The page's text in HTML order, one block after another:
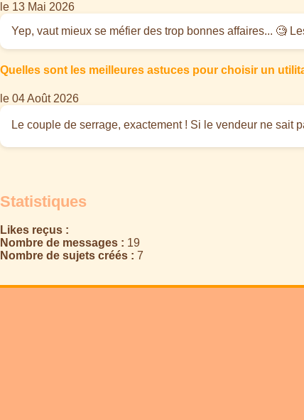
le 13 Mai 2026
Yep, vaut mieux se méfier des trop bonnes affaires... 🧐
Quelles sont les meilleures astuces pour choisir un
le 04 Août 2026
Le couple de serrage, exactement ! Si le vendeur ne sait
Statistiques
Likes reçus :
Nombre de messages : 19
Nombre de sujets créés : 7